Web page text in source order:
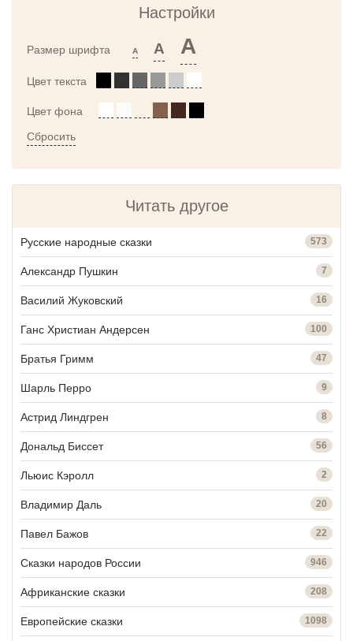
Настройки
Размер шрифта A A A
Цвет текста
Цвет фона
Сбросить
Читать другое
Русские народные сказки 573
Александр Пушкин 7
Василий Жуковский 16
Ганс Христиан Андерсен 100
Братья Гримм 47
Шарль Перро 9
Астрид Линдгрен 8
Дональд Биссет 56
Льюис Кэролл 2
Владимир Даль 20
Павел Бажов 22
Сказки народов России 946
Африканские сказки 208
Европейские сказки 1098